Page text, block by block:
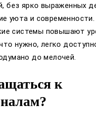
без ярко выраженных
уюта и современности.
системы повышают
нужно, легко
до мелочей.
к